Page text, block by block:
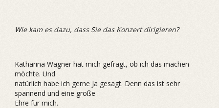
Wie kam es dazu, dass Sie das Konzert dirigieren?
Katharina Wagner hat mich gefragt, ob ich das machen
möchte. Und
natürlich habe ich gerne Ja gesagt. Denn das ist sehr
spannend und eine große
Ehre für mich.